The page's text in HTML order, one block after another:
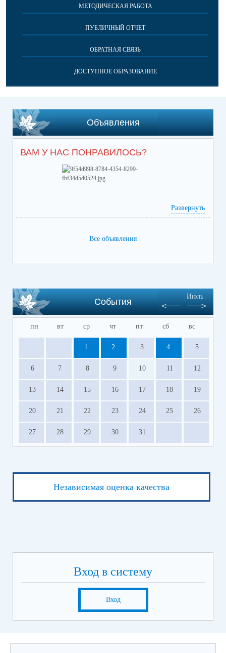
МЕТОДИЧЕСКАЯ РАБОТА
ПУБЛИЧНЫЙ ОТЧЕТ
ОБРАТНАЯ СВЯЗЬ
ДОСТУПНОЕ ОБРАЗОВАНИЕ
Объявления
ВАМ У НАС ПОНРАВИЛОСЬ?
Развернуть
Все объявления
События
Июль
пн вт ср чт пт сб вс
1 2 3 4 5
6 7 8 9 10 11 12
13 14 15 16 17 18 19
20 21 22 23 24 25 26
27 28 29 30 31
Независимая оценка качества
Вход в систему
Вход